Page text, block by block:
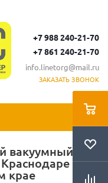
+7 988 240-21-70
+7 861 240-21-70
info.linetorg@mail.ru
ЗАКАЗАТЬ ЗВОНОК
вакуумный
и
крае